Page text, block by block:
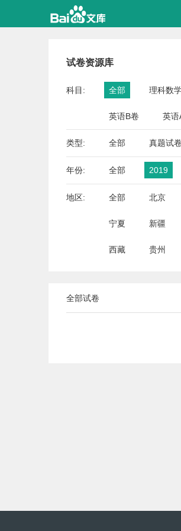
试卷资源库
科目: 全部 理科数
英语B卷 英语
类型: 全部 真题试卷
年份: 全部 2019
地区: 全部 北京
宁夏 新疆
西藏 贵州
全部试卷